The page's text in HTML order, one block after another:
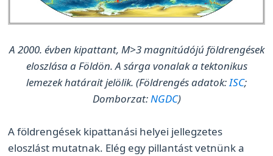
A 2000. évben kipattant, M>3 magnitúdójú földrengések
eloszlása a Földön. A sárga vonalak a tektonikus
lemezek határait jelölik. (Földrengés adatok:ISC;
Domborzat:NGDC)
A földrengések kipattanási helyei jellegzetes
eloszlást mutatnak. Elég egy pillantást vetnünk a